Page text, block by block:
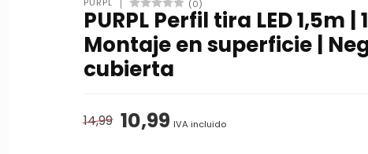
(0)
PURPL Perfil tira LED 1,5m |
Montaje en superficie |
cubierta
14,99 10,99 IVA incluido